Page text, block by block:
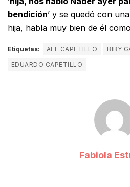
bendición’ y se quedó con
hija, habla muy bien de él
Etiquetas: ALE CAPETILLO
BIBY
EDUARDO CAPETILLO
Fabiola